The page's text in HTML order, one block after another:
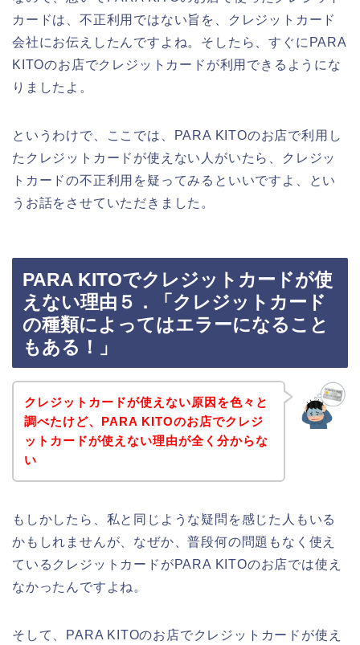
カードは、不正利用ではない旨を、クレジットカード
会社にお伝えしたんですよね。そしたら、すぐにPARA
KITOのお店でクレジットカードが利用できるようにな
りましたよ。
というわけで、ここでは、PARA KITOのお店で利用し
たクレジットカードが使えない人がいたら、クレジッ
トカードの不正利用を疑ってみるといいですよ、とい
うお話をさせていただきました。
PARA KITOでクレジットカードが使
えない理由５．「クレジットカード
の種類によってはエラーになること
もある！」
クレジットカードが使えない原因を色々と
調べたけど、PARA KITOのお店でクレジ
ットカードが使えない理由が全く分からな
い
もしかしたら、私と同じような疑問を感じた人もいる
かもしれませんが、なぜか、普段何の問題もなく使え
ているクレジットカードがPARA KITOのお店では使え
なかったんですよね。
そして、PARA KITOのお店でクレジットカードが使え